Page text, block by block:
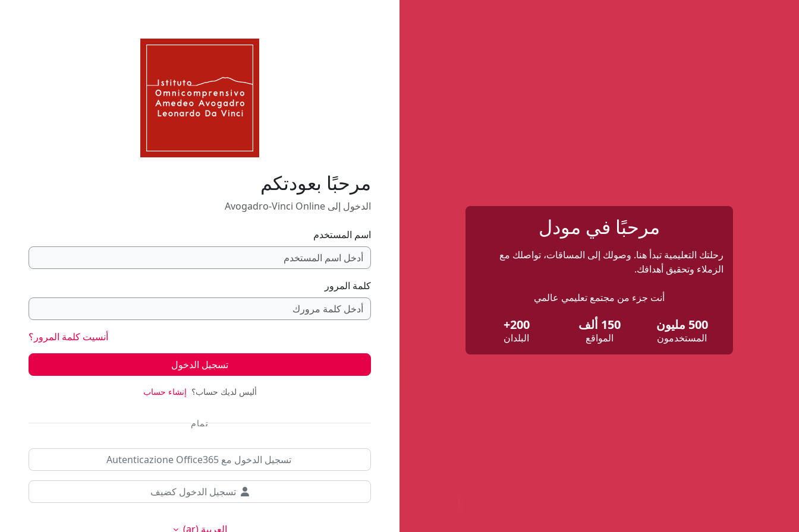
مرحبًا في مودل
رحلتك التعليمية تبدأ هنا. وصولك إلى المساقات، تواصلك مع
الزملاء وتحقيق أهدافك.
أنت جزء من مجتمع تعليمي عالمي
500 مليون
المستخدمون
150 ألف
المواقع
200+
البلدان
مرحبًا بعودتكم
الدخول إلى Avogadro-Vinci Online
اسم المستخدم
كلمة المرور
أنسيت كلمة المرور؟
تسجيل الدخول
أليس لديك حساب؟ إنشاء حساب
تمام
تسجيل الدخول مع Autenticazione Office365
تسجيل الدخول كضيف
العربية ‎(ar)‎